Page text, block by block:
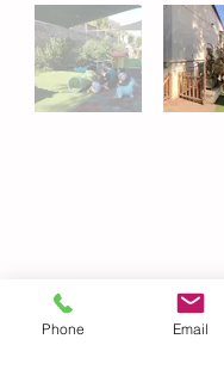
Phone Email